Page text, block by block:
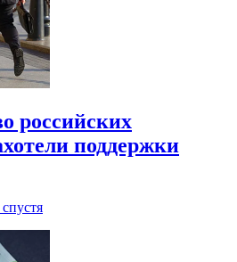
российских
поддержки